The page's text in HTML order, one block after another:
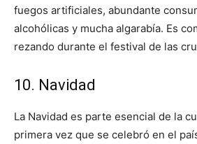
fuegos artificiales, abundante
alcohólicas y mucha algarabía. Es
rezando durante el festival de las
10. Navidad
La Navidad es parte esencial de la
primera vez que se celebró en el